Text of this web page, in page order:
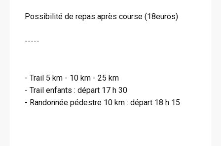
Possibilité de repas après course (18euros)
-----
- Trail 5 km - 10 km - 25 km
- Trail enfants : départ 17 h 30
- Randonnée pédestre 10 km : départ 18 h 15